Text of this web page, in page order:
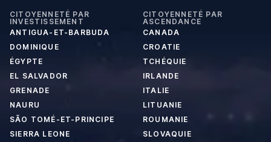
CITOYENNETÉ PAR
INVESTISSEMENT
ANTIGUA-ET-BARBUDA
DOMINIQUE
ÉGYPTE
EL SALVADOR
GRENADE
NAURU
SÃO TOMÉ-ET-PRINCIPE
SIERRA LEONE
CITOYENNETÉ PAR
ASCENDANCE
CANADA
CROATIE
TCHÉQUIE
IRLANDE
ITALIE
LITUANIE
ROUMANIE
SLOVAQUIE